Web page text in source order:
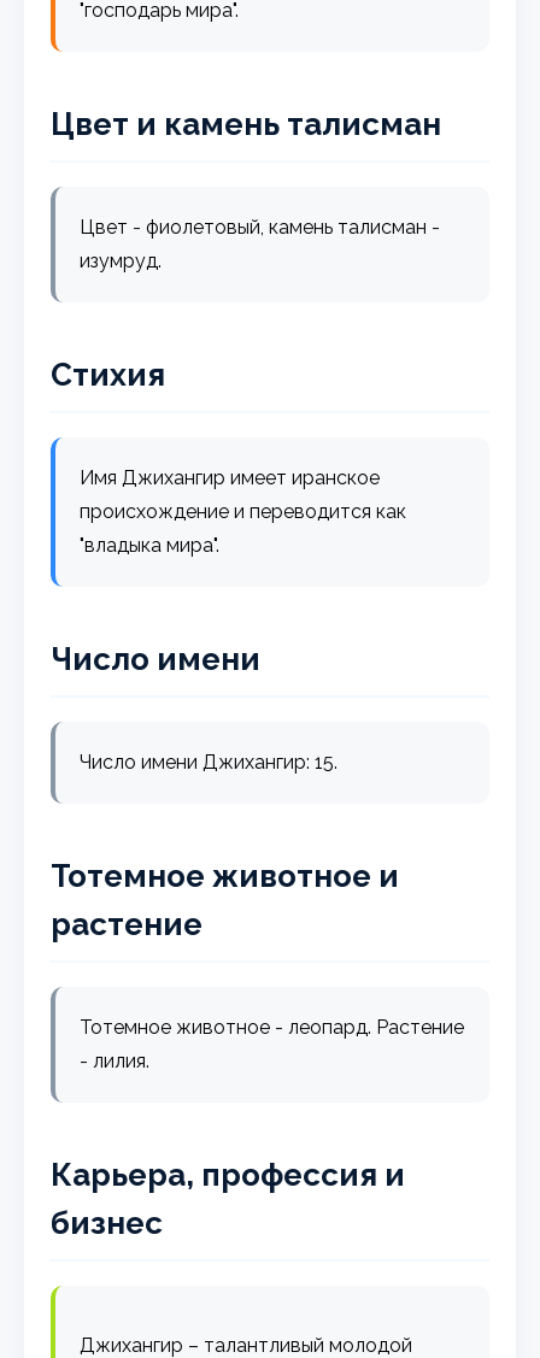
"господарь мира".
Цвет и камень талисман
Цвет - фиолетовый, камень талисман -
изумруд.
Стихия
Имя Джихангир имеет иранское
происхождение и переводится как
"владыка мира".
Число имени
Число имени Джихангир: 15.
Тотемное животное и
растение
Тотемное животное - леопард. Растение
- лилия.
Карьера, профессия и
бизнес
Джихангир – талантливый молодой